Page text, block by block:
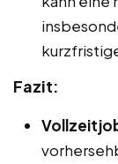
Fazit: